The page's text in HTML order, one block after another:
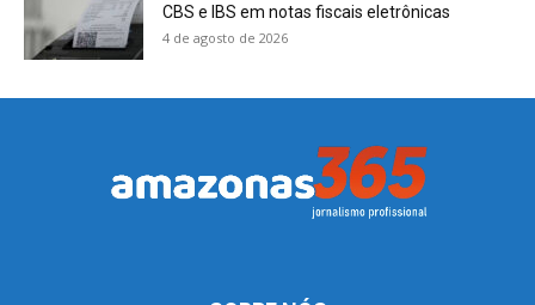
CBS e IBS em notas fiscais eletrônicas
4 de agosto de 2026